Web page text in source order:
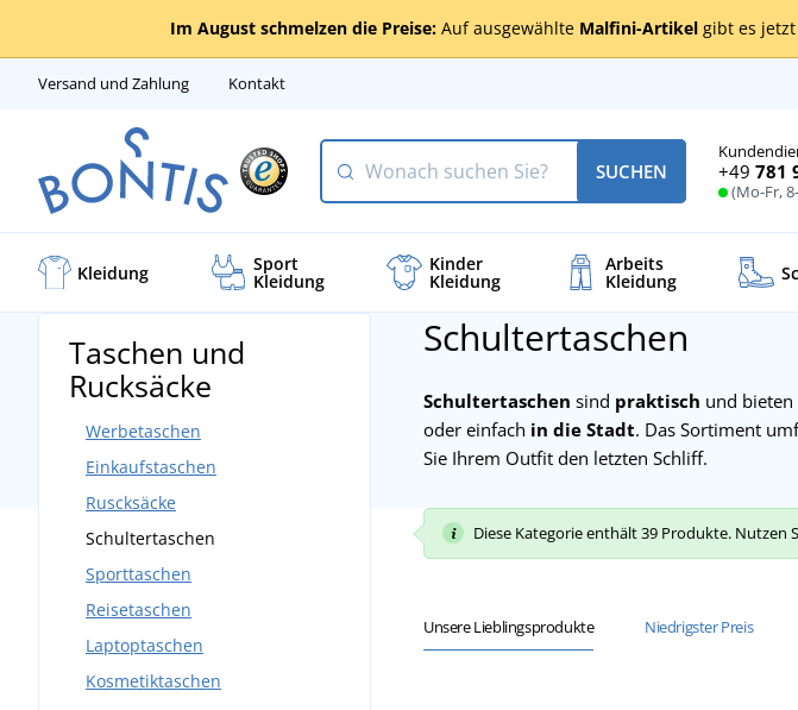
Im August schmelzen die Preise: Auf ausgewählte Malfini-Artikel gibt es
Versand und Zahlung Kontakt
+49 781
(Mo-Fr,
SUCHEN
Kleidung Sport
Kleidung
Kinder
Kleidung
Arbeits
Kleidung
Schultertaschen
Schultertaschen sind praktisch und bieten
oder einfach in die Stadt. Das Sortiment
Sie Ihrem Outfit den letzten Schliff.
Taschen und
Rucksäcke
Werbetaschen
Einkaufstaschen
Ruscksäcke
Schultertaschen
Sporttaschen
Reisetaschen
Laptoptaschen
Kosmetiktaschen
Diese Kategorie enthält 39 Produkte.
Unsere Lieblingsprodukte Niedrigster Preis